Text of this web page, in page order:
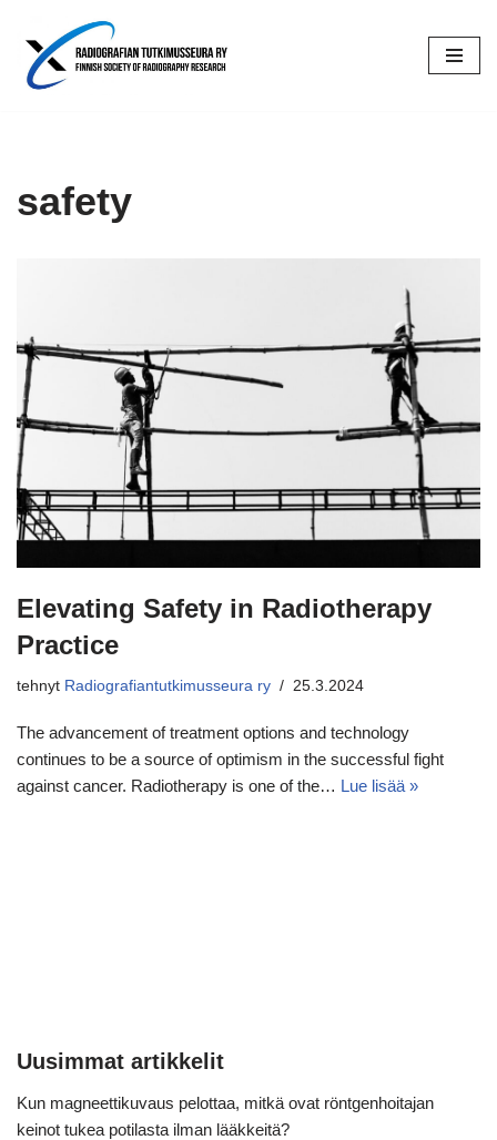
Siirry
suoraan
safety
Elevating Safety in Radiotherapy
Practice
tehnyt Radiografiantutkimusseura ry 25.3.2024
The advancement of treatment options and technology
continues to be a source of optimism in the successful fight
against cancer. Radiotherapy is one of the… Lue lisää »
Uusimmat artikkelit
Kun magneettikuvaus pelottaa, mitkä ovat röntgenhoitajan
keinot tukea potilasta ilman lääkkeitä?